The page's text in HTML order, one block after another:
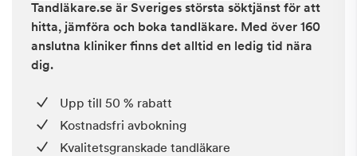
Tandläkare.se är Sveriges största söktjänst för att
hitta, jämföra och boka tandläkare. Med över 160
anslutna kliniker finns det alltid en ledig tid nära
dig.
Upp till 50 % rabatt
Kostnadsfri avbokning
Kvalitetsgranskade tandläkare